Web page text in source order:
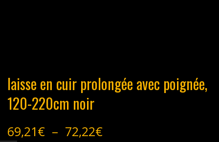
laisse en cuir prolongée avec poignée,
120-220cm noir
69,21€ – 72,22€Plage